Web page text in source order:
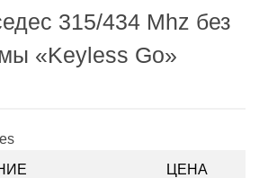
315/434 Mhz без
«Keyless Go»
ЦЕНА